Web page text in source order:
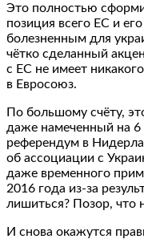
Это полностью
позиция всего ЕС и
болезненным для
чётко сделанный
с ЕС не имеет
в Евросоюз.
По большому счёту,
даже намеченный на 6
референдум в
об ассоциации с
даже временного
2016 года из-за
лишиться? Позор, что
И снова окажутся